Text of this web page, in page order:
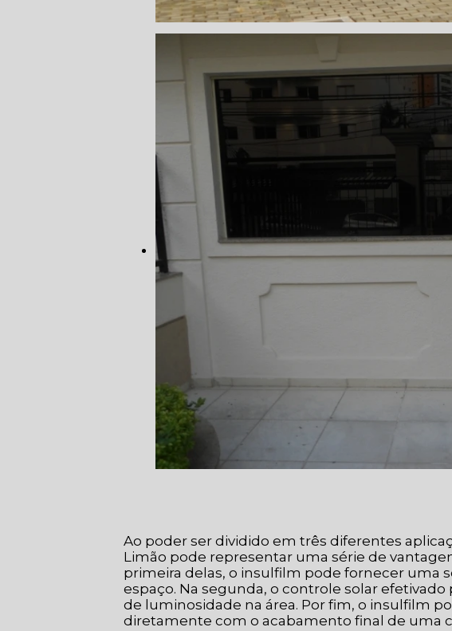
Ao poder ser dividido em três diferentes
Limão pode representar uma série de
primeira delas, o insulfilm pode fornecer uma
espaço. Na segunda, o controle solar
de luminosidade na área. Por fim, o insulfilm
diretamente com o acabamento final de uma